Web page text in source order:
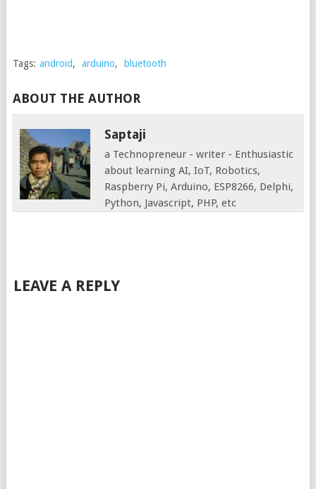
Tags: android, arduino, bluetooth
ABOUT THE AUTHOR
Saptaji
a Technopreneur - writer - Enthusiastic
about learning AI, IoT, Robotics,
Raspberry Pi, Arduino, ESP8266, Delphi,
Python, Javascript, PHP, etc
LEAVE A REPLY